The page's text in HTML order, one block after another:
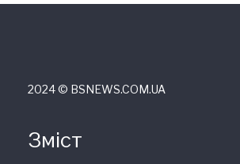
2024 © ВSNEWS.COM.UA
Зміст